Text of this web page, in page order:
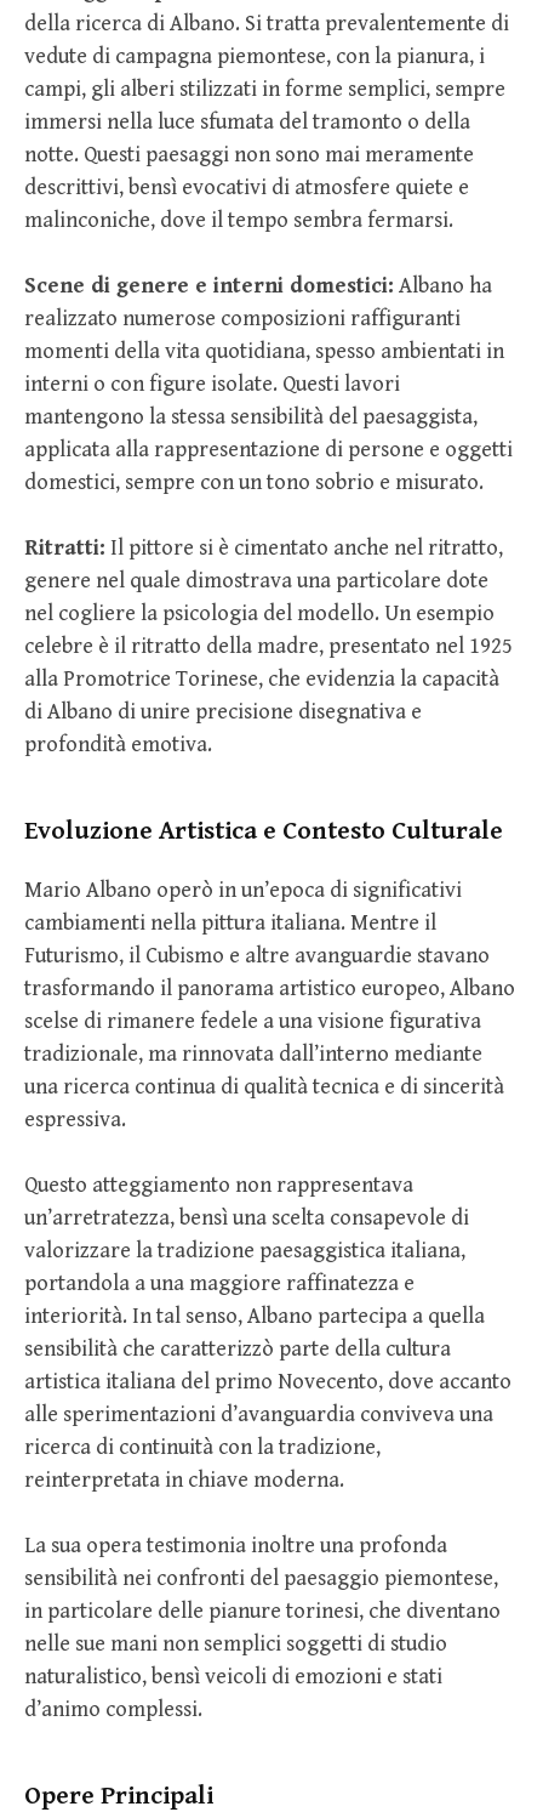
della ricerca di Albano. Si tratta prevalentemente di
vedute di campagna piemontese, con la pianura, i
campi, gli alberi stilizzati in forme semplici, sempre
immersi nella luce sfumata del tramonto o della
notte. Questi paesaggi non sono mai meramente
descrittivi, bensì evocativi di atmosfere quiete e
malinconiche, dove il tempo sembra fermarsi.
Scene di genere e interni domestici: Albano ha
realizzato numerose composizioni raffiguranti
momenti della vita quotidiana, spesso ambientati in
interni o con figure isolate. Questi lavori
mantengono la stessa sensibilità del paesaggista,
applicata alla rappresentazione di persone e oggetti
domestici, sempre con un tono sobrio e misurato.
Ritratti: Il pittore si è cimentato anche nel ritratto,
genere nel quale dimostrava una particolare dote
nel cogliere la psicologia del modello. Un esempio
celebre è il ritratto della madre, presentato nel 1925
alla Promotrice Torinese, che evidenzia la capacità
di Albano di unire precisione disegnativa e
profondità emotiva.
Evoluzione Artistica e Contesto Culturale
Mario Albano operò in un’epoca di significativi
cambiamenti nella pittura italiana. Mentre il
Futurismo, il Cubismo e altre avanguardie stavano
trasformando il panorama artistico europeo, Albano
scelse di rimanere fedele a una visione figurativa
tradizionale, ma rinnovata dall’interno mediante
una ricerca continua di qualità tecnica e di sincerità
espressiva.
Questo atteggiamento non rappresentava
un’arretratezza, bensì una scelta consapevole di
valorizzare la tradizione paesaggistica italiana,
portandola a una maggiore raffinatezza e
interiorità. In tal senso, Albano partecipa a quella
sensibilità che caratterizzò parte della cultura
artistica italiana del primo Novecento, dove accanto
alle sperimentazioni d’avanguardia conviveva una
ricerca di continuità con la tradizione,
reinterpretata in chiave moderna.
La sua opera testimonia inoltre una profonda
sensibilità nei confronti del paesaggio piemontese,
in particolare delle pianure torinesi, che diventano
nelle sue mani non semplici soggetti di studio
naturalistico, bensì veicoli di emozioni e stati
d’animo complessi.
Opere Principali